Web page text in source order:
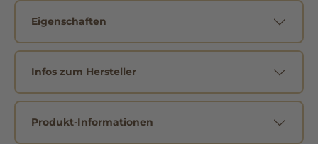
Eigenschaften
Infos zum Hersteller
Produkt-Informationen